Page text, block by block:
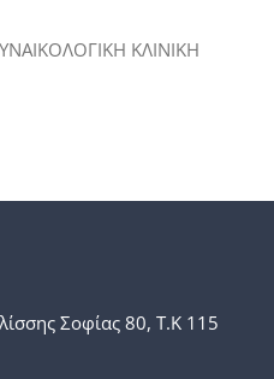
ΚΛΙΝΙΚΗ
Σοφίας 80, Τ.Κ 115